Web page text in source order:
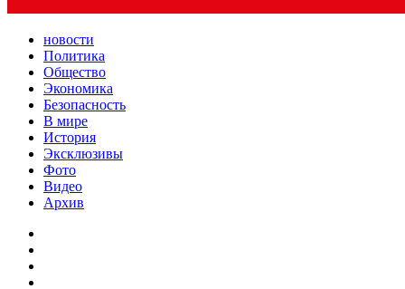
новости
Политика
Общество
Экономика
Безопасность
В мире
История
Эксклюзивы
Фото
Видео
Архив